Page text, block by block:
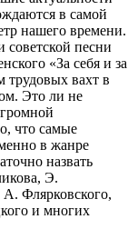
в самой
нашего времени.
песни
«За себя и за
трудовых вахт в
Это ли не
что самые
в жанре
назвать
Э.
Флярковского,
и многих